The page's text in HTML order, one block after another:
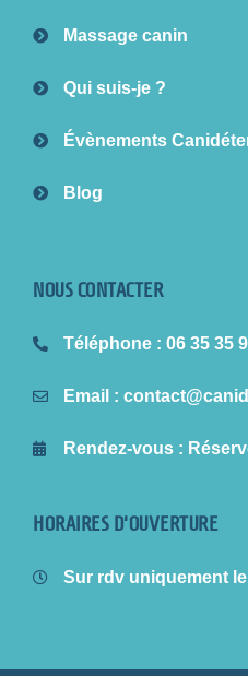
Massage canin
Qui suis-je ?
Évènements
Blog
NOUS CONTACTER
Téléphone: 06 35 35
Email :
Rendez-vous:
HORAIRES D'OUVERTURE
Sur rdv uniquement